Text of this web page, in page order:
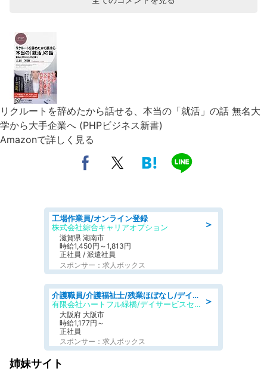
リクルートを辞めたから話せる、本当の「就活」の話 無名大
学から大手企業へ (PHPビジネス新書)
Amazonで詳しく見る
＞
工場作業員/オンライン登録
株式会社綜合キャリアオプション
滋賀県 湖南市
時給1,450円～1,813円
正社員 / 派遣社員
スポンサー：求人ボックス
＞
介護職員/介護福祉士/残業ほぼなし/デイサービスの介護士/日勤のみ
有限会社ハートフル緑橋/デイサービスセンター ハートフル東成
大阪府 大阪市
時給1,177円～
正社員
スポンサー：求人ボックス
姉妹サイト